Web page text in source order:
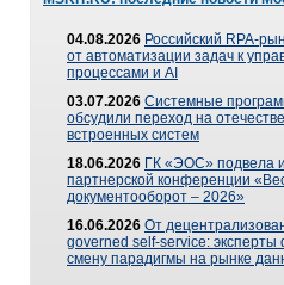
04.08.2026 Российский RPA-
от автоматизации задач к
процессами и AI
03.07.2026 Системные
обсудили переход на
встроенных систем
18.06.2026 ГК «ЭОС» подвела
партнерской конференции
документооборот – 2026»
16.06.2026 От
governed self-service: эксперты
смену парадигмы на рынке